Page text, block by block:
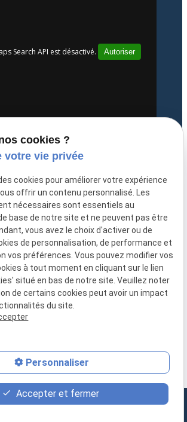
Search API est désactivé. Autoriser
légales
Plan
du site
cookies
expand_less
Suivez-nous
cookies ?
votre vie privée
cookies pour améliorer votre expérience
offrir un contenu personnalisé. Les
nécessaires sont essentiels au
base de notre site et ne peuvent pas être
vous avez le choix d'activer ou de
de personnalisation, de performance et
vos préférences. Vous pouvez modifier vos
à tout moment en cliquant sur le lien
situé en bas de notre site. Veuillez noter
de certains cookies peut avoir un impact
du site.
Personnaliser
Accepter et fermer